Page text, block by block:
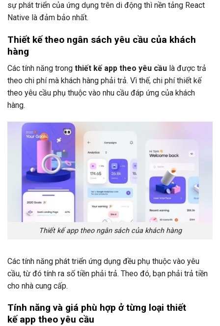
sự phát triển của ứng dụng trên di động thì nền tảng React
Native là đảm bảo nhất.
Thiết kế theo ngân sách yêu cầu của khách
hàng
Các tính năng trong thiết kế app theo yêu cầu là được trả
theo chi phí mà khách hàng phải trả. Vì thế, chi phí thiết kế
theo yêu cầu phụ thuộc vào nhu cầu đáp ứng của khách
hàng.
Thiết kế app theo ngân sách của khách hàng
Các tính năng phát triển ứng dụng đều phụ thuộc vào yêu
cầu, từ đó tính ra số tiền phải trả. Theo đó, bạn phải trả tiền
cho nhà cung cấp.
Tính năng và giá phù hợp ở từng loại thiết
kế app theo yêu cầu